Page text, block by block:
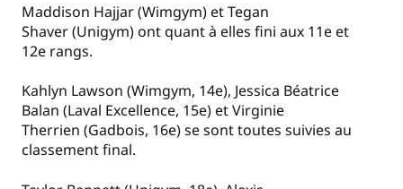
Maddison Hajjar (Wimgym) et Tegan
Shaver (Unigym) ont quant à elles fini aux 11e et
12e rangs.
Kahlyn Lawson (Wimgym, 14e), Jessica Béatrice
Balan (Laval Excellence, 15e) et Virginie
Therrien (Gadbois, 16e) se sont toutes suivies au
classement final.